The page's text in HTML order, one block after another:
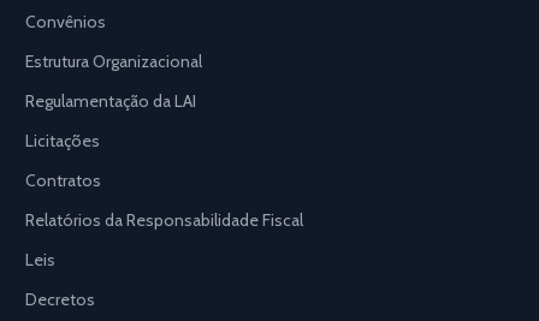
Convênios
Estrutura Organizacional
Regulamentação da LAI
Licitações
Contratos
Relatórios da Responsabilidade Fiscal
Leis
Decretos